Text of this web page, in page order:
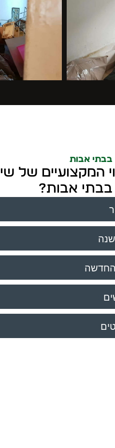
בבתי אבות
המקצועיים של שי
בבתי אבות?
החדשה